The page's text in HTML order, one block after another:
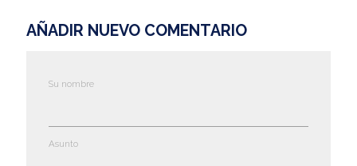
AÑADIR NUEVO COMENTARIO
Su nombre
Asunto